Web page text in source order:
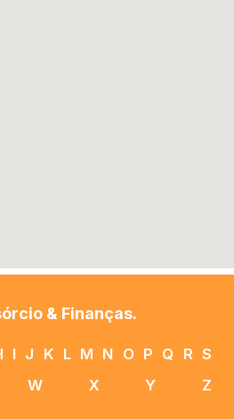
& Finanças.
I J K L M N O P Q R S
W X Y Z